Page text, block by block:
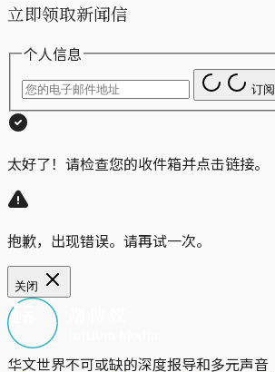
立即领取新闻信
个人信息
订阅
太好了！请检查您的收件箱并点击链接。
抱歉，出现错误。请再试一次。
关闭
华文世界不可或缺的深度报导和多元声音